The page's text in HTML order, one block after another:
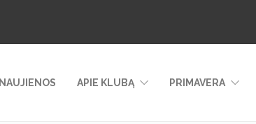
NAUJIENOS APIE KLUBĄ PRIMAVERA